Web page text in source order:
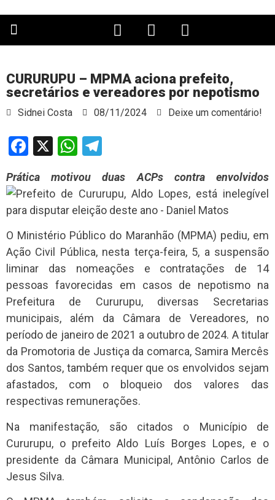
CURURUPU – MPMA aciona prefeito,
secretários e vereadores por nepotismo
Sidnei Costa 08/11/2024 Deixe um comentário!
Facebook
X WhatsApp
Prática motivou duas ACPs contra envolvidos
O Ministério Público do Maranhão (MPMA) pediu, em
Ação Civil Pública, nesta terça-feira, 5, a suspensão
liminar das nomeações e contratações de 14
pessoas favorecidas em casos de nepotismo na
Prefeitura de Cururupu, diversas Secretarias
municipais, além da Câmara de Vereadores, no
período de janeiro de 2021 a outubro de 2024. A titular
da Promotoria de Justiça da comarca, Samira Mercês
dos Santos, também requer que os envolvidos sejam
afastados, com o bloqueio dos valores das
respectivas remunerações.
Na manifestação, são citados o Município de
Cururupu, o prefeito Aldo Luís Borges Lopes, e o
presidente da Câmara Municipal, Antônio Carlos de
Jesus Silva.